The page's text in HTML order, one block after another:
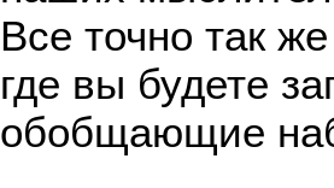
Все точно так
где вы будете
обобщающие